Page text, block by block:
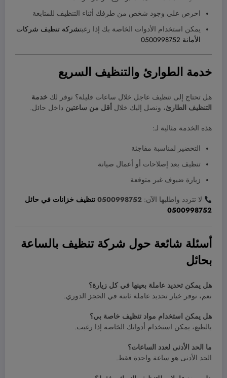
احرص على وجود شخص من طرفك أثناء التنظيف للمتابعة
يمكن استخدام الأدوات الخاصة بك إذا رغبتشركة تنظيف شركات
الأمانة 0500998752
خدمة الطوارئ والتنظيف السريع
هل تحتاج إلى تنظيف عاجل خلال ساعات قليلة؟ نوفر لك خدمة
التنظيف الطارئ، ونصل إليك خلال أقل من ساعتين داخل حائل.
هذه الخدمة مثالية لـ:
التحضير لمناسبة مفاجئة
تنظيف بعد إصلاحات أو أعمال صيانة
زيارة ضيوف غير متوقعة
لا تتردد واطلبها الآن:0500998752 تنظيف خزانات في حائل
0500998752
أسئلة شائعة حول شركة تنظيف بالساعة
بحائل
هل يمكن تحديد عاملة بعينها في كل زيارة؟
نعم، نوفر خيار تحديد عاملة ثابتة في الحجز الدوري.
هل يمكن استخدام مواد تنظيف خاصة بي؟
بالطبع، يمكن استخدام أدواتك الخاصة إذا رغبت.
ما الحد الأدنى لعدد الساعات؟
الحد الأدنى هو ساعة واحدة فقط.